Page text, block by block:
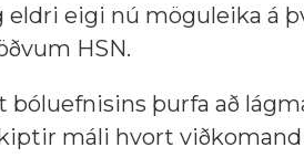
eldri eigi nú möguleika á
HSN.
þurfa að
máli hvort